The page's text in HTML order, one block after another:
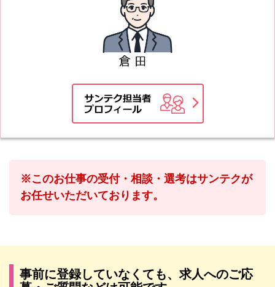
※このお仕事の受付・相談・選考はサンテクが
お任せいただいております。
事前に登録していなくても、求人へのご応